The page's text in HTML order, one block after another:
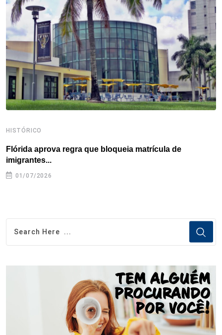
o
k
r I
n
e
s
s p
p
HISTÓRICO
Flórida aprova regra que bloqueia matrícula de
imigrantes...
01/07/2026